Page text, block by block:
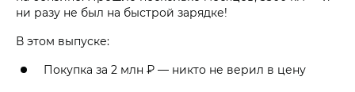
ни разу не был на быстрой зарядке!
В этом выпуске:
Покупка за 2 млн ₽ — никто не верил в цену